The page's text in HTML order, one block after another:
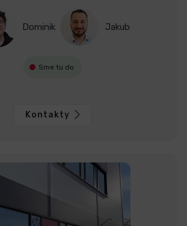
Dominik Jakub
Sme tu do
Kontakty